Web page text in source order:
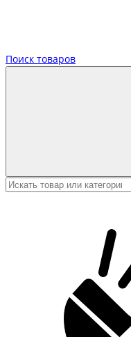
Поиск товаров